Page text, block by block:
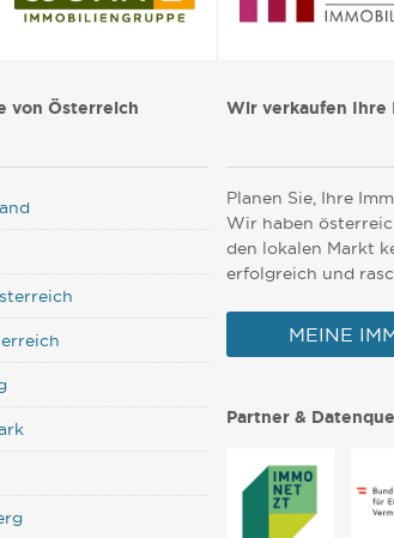
von Österreich Wir verkaufen Ihre
Planen Sie, Ihre
Wir haben
den lokalen Markt
erfolgreich und
MEINE
Partner &